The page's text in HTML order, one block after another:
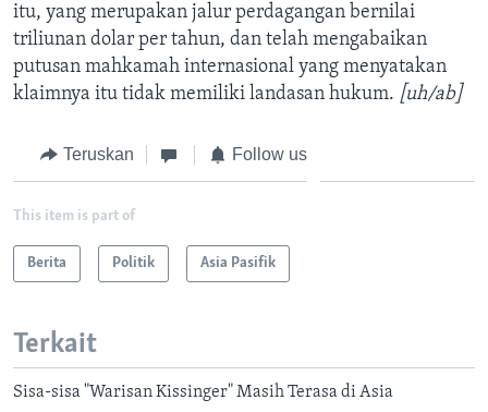
itu, yang merupakan jalur perdagangan bernilai
triliunan dolar per tahun, dan telah mengabaikan
putusan mahkamah internasional yang menyatakan
klaimnya itu tidak memiliki landasan hukum. [uh/ab]
Teruskan Follow us
This item is part of
Berita Politik Asia Pasifik
Terkait
Sisa-sisa "Warisan Kissinger" Masih Terasa di Asia